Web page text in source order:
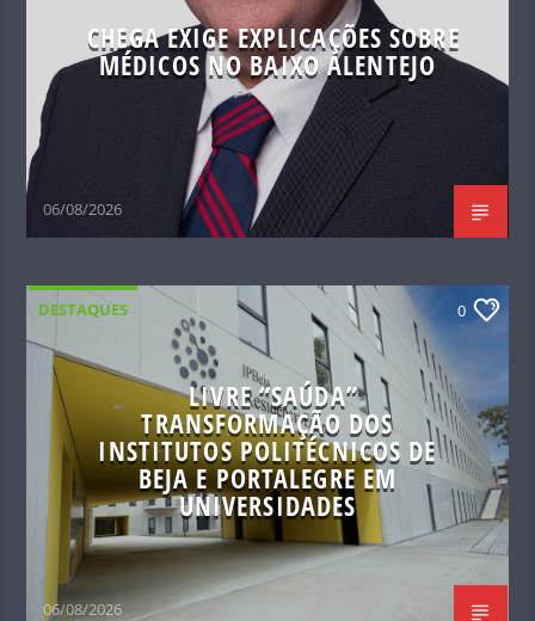
CHEGA EXIGE EXPLICAÇÕES SOBRE
MÉDICOS NO BAIXO ALENTEJO
06/08/2026
DESTAQUES 0
LIVRE “SAÚDA”
TRANSFORMAÇÃO DOS
INSTITUTOS POLITÉCNICOS DE
BEJA E PORTALEGRE EM
UNIVERSIDADES
06/08/2026